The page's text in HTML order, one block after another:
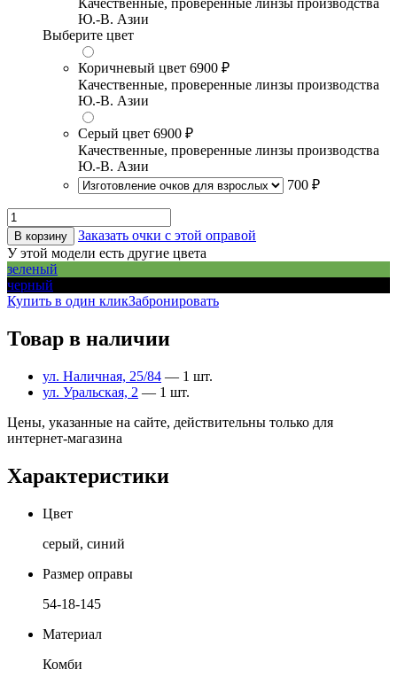
Качественные, проверенные линзы производства
Ю.-В. Азии
Выберите цвет
Коричневый цвет 6900 ₽
Качественные, проверенные линзы производства
Ю.-В. Азии
Серый цвет 6900 ₽
Качественные, проверенные линзы производства
Ю.-В. Азии
700 ₽
В корзину
Заказать очки с этой оправой
У этой модели есть другие цвета
зеленый
черный
Купить в один кликЗабронировать
Товар в наличии
ул. Наличная, 25/84 — 1 шт.
ул. Уральская, 2 — 1 шт.
Цены, указанные на сайте, действительны только для
интернет-магазина
Характеристики
Цвет
серый, синий
Размер оправы
54-18-145
Материал
Комби